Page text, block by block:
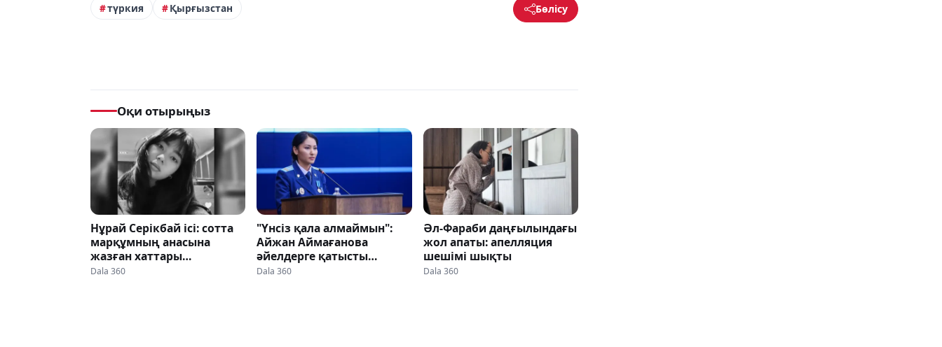
түркия Қырғызстан Бөлісу
Оқи отырыңыз
Нұрай Серікбай ісі: сотта
марқұмның анасына
жазған хаттары
жарияланды
Dala 360
"Үнсіз қала алмаймын":
Айжан Аймағанова
әйелдерге қатысты
пікірлерге үн қатты
Dala 360
Әл-Фараби даңғылындағы
жол апаты: апелляция
шешімі шықты
Dala 360